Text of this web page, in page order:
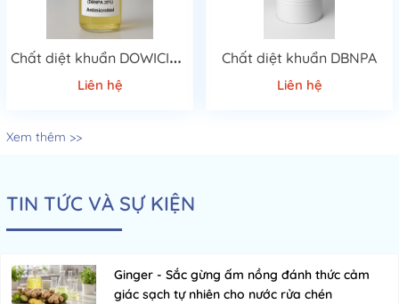
C
hất diệt khuẩn DOWICIL™ QK 20
Liên hệ
Chất diệt khuẩn DBNPA
Liên hệ
Xem thêm >>
TIN TỨC VÀ SỰ KIỆN
Ginger - Sắc gừng ấm nồng đánh thức cảm
giác sạch tự nhiên cho nước rửa chén